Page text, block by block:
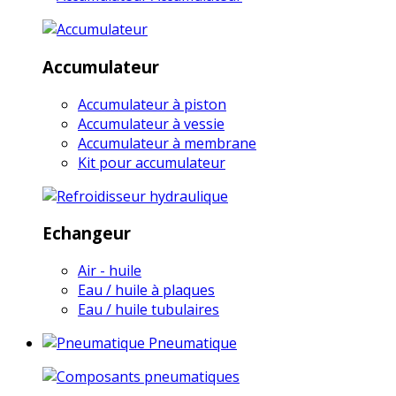
Accumulateur
Accumulateur à piston
Accumulateur à vessie
Accumulateur à membrane
Kit pour accumulateur
Echangeur
Air - huile
Eau / huile à plaques
Eau / huile tubulaires
Pneumatique